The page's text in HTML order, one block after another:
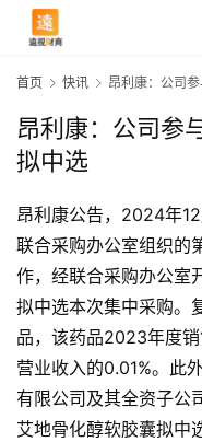
首
页
首页 快讯 昂利康：公司
昂利康：公司参
拟中选
昂利康公告，2024年
联合采购办公室组织的
作，经联合采购办公室
拟中选本次集中采购。
品，该药品2023年度
营业收入的0.01%。此
有限公司及其全资子公
艾地骨化醇软胶囊拟中